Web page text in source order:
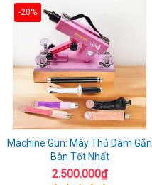
-20%
Machine Gun: Máy Thủ Dâm Gắn
Bàn Tốt Nhất
2.500.000₫